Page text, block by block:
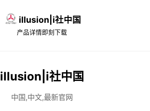
illusion|i社中国
产品详情即刻下载
illusion|i社中国
中国,中文,最新官网